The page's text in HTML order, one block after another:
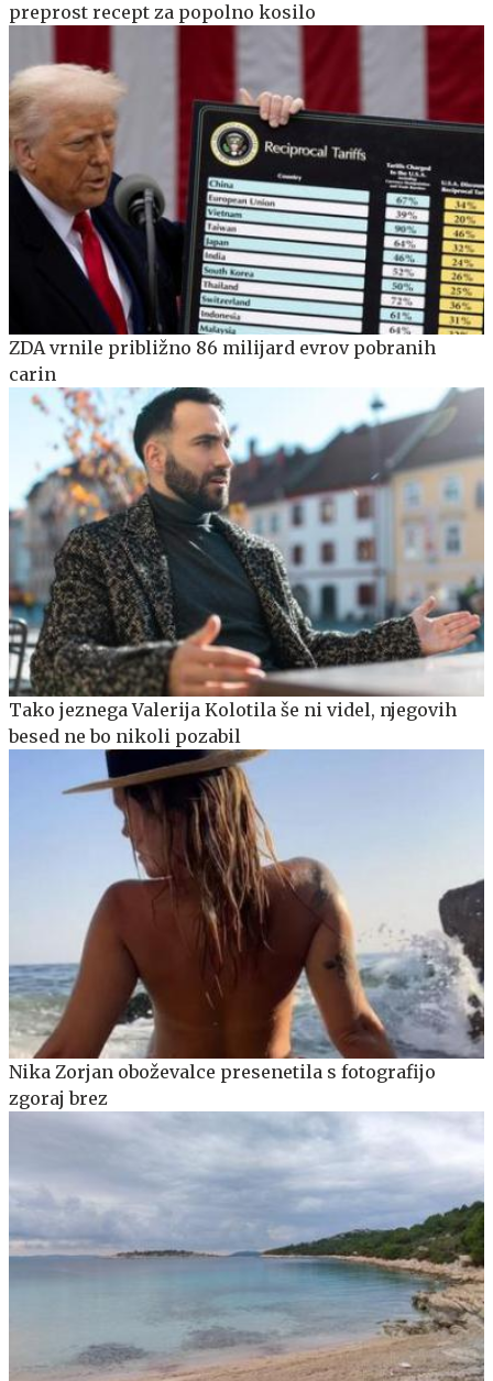
preprost recept za popolno kosilo
ZDA vrnile približno 86 milijard evrov pobranih
carin
Tako jeznega Valerija Kolotila še ni videl, njegovih
besed ne bo nikoli pozabil
Nika Zorjan oboževalce presenetila s fotografijo
zgoraj brez